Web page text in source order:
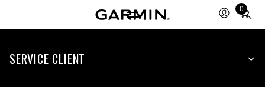
0
Total
items
cart:
SERVICE CLIENT